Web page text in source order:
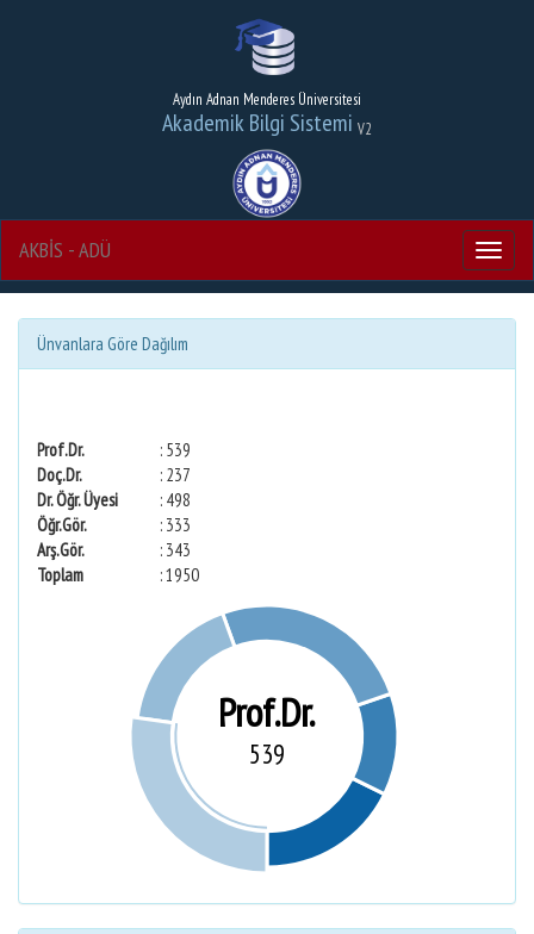
Aydın Adnan Menderes Üniversitesi
Akademik Bilgi Sistemi V2
Menu
AKBİS - ADÜ
Ünvanlara Göre Dağılım
Prof.Dr.
: 539
Doç.Dr.
: 237
Dr. Öğr. Üyesi
: 498
Öğr.Gör.
: 333
Arş.Gör.
: 343
Toplam
: 1950
Prof.Dr.
539